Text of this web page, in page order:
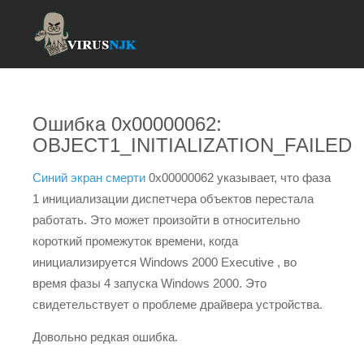
Ошибка 0x00000062:
OBJECT1_INITIALIZATION_FAILED
Синий экран смерти 0x00000062 указывает, что фаза
1 инициализации диспетчера объектов перестала
работать. Это может произойти в относительно
короткий промежуток времени, когда
инициализируется Windows 2000 Executive , во
время фазы 4 запуска Windows 2000. Это
свидетельствует о проблеме драйвера устройства.
Довольно редкая ошибка.